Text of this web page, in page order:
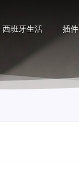
西班牙生活 插件